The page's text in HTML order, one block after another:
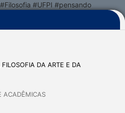
#UFPI #pensando
DA ARTE E DA
ACADÊMICAS